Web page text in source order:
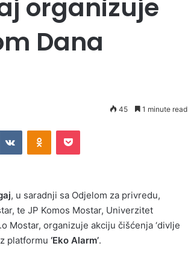
organizuje
Dana
45 1 minute read
VKontakteOdnoklassniki
Pocket
, u saradnji sa Odjelom za privredu,
te JP Komos Mostar, Univerzitet
Mostar, organizuje akciju čišćenja ‘divlje
platformu ‘Eko Alarm’.